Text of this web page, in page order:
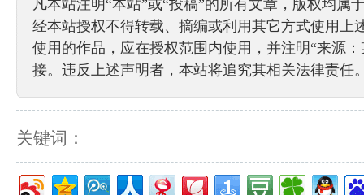
凡本站注明“本站”或“投稿”的所有文章，版权均属
经本站授权不得转载、摘编或利用其它方式使用上
使用的作品，应在授权范围内使用，并注明“来源
接。违反上述声明者，本站将追究其相关法律责任
关键词：